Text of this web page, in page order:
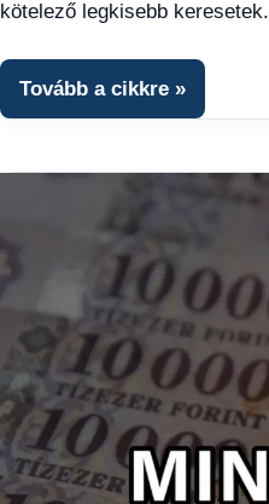
1
kötelező legkisebb keresetek.
Tovább a cikkre